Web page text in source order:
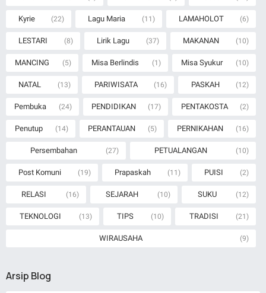
Kyrie (22) Lagu Maria (11) LAMAHOLOT (6)
LESTARI (8) Lirik Lagu (37) MAKANAN (10)
MANCING (5) Misa Berlindis (1) Misa Syukur (10)
NATAL (13) PARIWISATA (16) PASKAH (12)
Pembuka (24) PENDIDIKAN (17) PENTAKOSTA (2)
Penutup (14) PERANTAUAN (5) PERNIKAHAN (16)
Persembahan (27) PETUALANGAN (10)
Post Komuni (19) Prapaskah (11) PUISI (2)
RELASI (16) SEJARAH (10) SUKU (12)
TEKNOLOGI (13) TIPS (10) TRADISI (21)
WIRAUSAHA (9)
Arsip Blog